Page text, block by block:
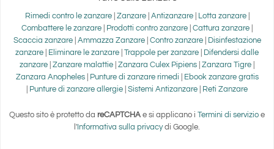
Rimedi contro le zanzare| Zanzare| Antizanzare Lotta zanzare|
Combattere le zanzare
Prodotti contro zanzare Cattura zanzare
Scaccia zanzare| Ammazza Zanzare Contro zanzare|
Disinfestazione
zanzare
Eliminare le zanzare Trappole per zanzare
Difendersi dalle
zanzare
Zanzare malattie Zanzara Culex Pipiens Zanzara Tigre
Zanzara Anopheles| Punture di zanzare rimedi
Ebook zanzare gratis
Punture di zanzare allergie Sistemi Antizanzare Reti Zanzare
Questo sito è protetto da reCAPTCHA e si applicano i Termini di servizio e
l' Informativa sulla privacydi Google.